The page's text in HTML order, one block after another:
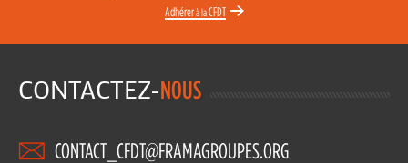
Adhérerà laCFDT
CONTACTEZ-NOUS
CONTACT_CFDT@FRAMAGROUPES.ORG